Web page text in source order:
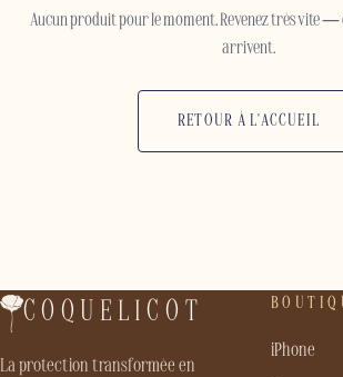
Aucun produit pour le moment. Revenez très vite —
arrivent.
RETOUR À L'ACCUEIL
COQUELICOT
La protection transformée en
iPhone